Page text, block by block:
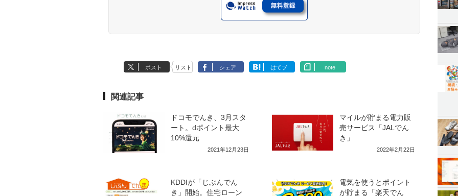
ポスト リスト シェア はてブ note
関連記事
ドコモでんき、3月スタ
ート。dポイント最大
10%還元
2021年12月23日
マイルが貯まる電力販
売サービス「JALでん
き」
2022年2月22日
KDDIが「じぶんでん
き」開始。住宅ローン
電気を使うとポイント
が貯まる「楽天でん